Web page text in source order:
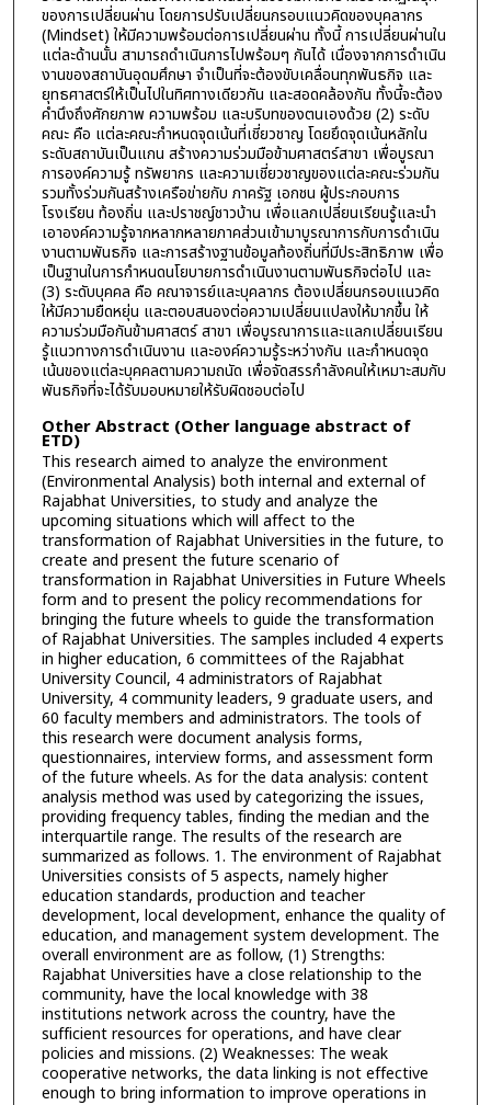
ของการเปลี่ยนผ่าน โดยการปรับเปลี่ยนกรอบแนวคิดของบุคลากร
(Mindset) ให้มีความพร้อมต่อการเปลี่ยนผ่าน ทั้งนี้ การเปลี่ยนผ่านใน
แต่ละด้านนั้น สามารถดำเนินการไปพร้อมๆ กันได้ เนื่องจากการดำเนิน
งานของสถาบันอุดมศึกษา จำเป็นที่จะต้องขับเคลื่อนทุกพันธกิจ และ
ยุทธศาสตร์ให้เป็นไปในทิศทางเดียวกัน และสอดคล้องกัน ทั้งนี้จะต้อง
คำนึงถึงศักยภาพ ความพร้อม และบริบทของตนเองด้วย (2) ระดับ
คณะ คือ แต่ละคณะกำหนดจุดเน้นที่เชี่ยวชาญ โดยยึดจุดเน้นหลักใน
ระดับสถาบันเป็นแกน สร้างความร่วมมือข้ามศาสตร์สาขา เพื่อบูรณา
การองค์ความรู้ ทรัพยากร และความเชี่ยวชาญของแต่ละคณะร่วมกัน
รวมทั้งร่วมกันสร้างเครือข่ายกับ ภาครัฐ เอกชน ผู้ประกอบการ
โรงเรียน ท้องถิ่น และปราชญ์ชาวบ้าน เพื่อแลกเปลี่ยนเรียนรู้และนำ
เอาองค์ความรู้จากหลากหลายภาคส่วนเข้ามาบูรณาการกับการดำเนิน
งานตามพันธกิจ และการสร้างฐานข้อมูลท้องถิ่นที่มีประสิทธิภาพ เพื่อ
เป็นฐานในการกำหนดนโยบายการดำเนินงานตามพันธกิจต่อไป และ
(3) ระดับบุคคล คือ คณาจารย์และบุคลากร ต้องเปลี่ยนกรอบแนวคิด
ให้มีความยืดหยุ่น และตอบสนองต่อความเปลี่ยนแปลงให้มากขึ้น ให้
ความร่วมมือกันข้ามศาสตร์ สาขา เพื่อบูรณาการและแลกเปลี่ยนเรียน
รู้แนวทางการดำเนินงาน และองค์ความรู้ระหว่างกัน และกำหนดจุด
เน้นของแต่ละบุคคลตามความถนัด เพื่อจัดสรรกำลังคนให้เหมาะสมกับ
พันธกิจที่จะได้รับมอบหมายให้รับผิดชอบต่อไป
Other Abstract (Other language abstract of
ETD)
This research aimed to analyze the environment
(Environmental Analysis) both internal and external of
Rajabhat Universities, to study and analyze the
upcoming situations which will affect to the
transformation of Rajabhat Universities in the future, to
create and present the future scenario of
transformation in Rajabhat Universities in Future Wheels
form and to present the policy recommendations for
bringing the future wheels to guide the transformation
of Rajabhat Universities. The samples included 4 experts
in higher education, 6 committees of the Rajabhat
University Council, 4 administrators of Rajabhat
University, 4 community leaders, 9 graduate users, and
60 faculty members and administrators. The tools of
this research were document analysis forms,
questionnaires, interview forms, and assessment form
of the future wheels. As for the data analysis: content
analysis method was used by categorizing the issues,
providing frequency tables, finding the median and the
interquartile range. The results of the research are
summarized as follows. 1. The environment of Rajabhat
Universities consists of 5 aspects, namely higher
education standards, production and teacher
development, local development, enhance the quality of
education, and management system development. The
overall environment are as follow, (1) Strengths:
Rajabhat Universities have a close relationship to the
community, have the local knowledge with 38
institutions network across the country, have the
sufficient resources for operations, and have clear
policies and missions. (2) Weaknesses: The weak
cooperative networks, the data linking is not effective
enough to bring information to improve operations in